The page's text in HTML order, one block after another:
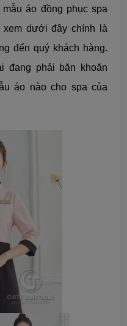
áo đồng phục spa
xem dưới đây chính là
đến quý khách hàng.
đang phải băn khoăn
áo nào cho spa của